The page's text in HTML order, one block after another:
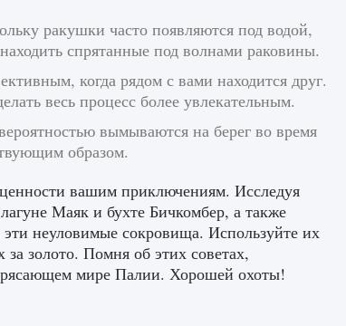
ракушки часто появляются под водой,
спрятанные под волнами раковины.
когда рядом с вами находится друг.
весь процесс более увлекательным.
вымываются на берег во время
образом.
вашим приключениям. Исследуя
Маяк и бухте Бичкомбер, а также
неуловимые сокровища. Используйте их
золото. Помня об этих советах,
мире Палии. Хорошей охоты!